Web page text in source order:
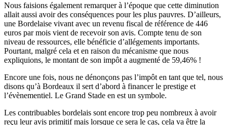
Nous faisions également remarquer à l’époque que cette diminution
allait aussi avoir des conséquences pour les plus pauvres. D’ailleurs,
une Bordelaise vivant avec un revenu fiscal de référence de 446
euros par mois vient de recevoir son avis. Compte tenu de son
niveau de ressources, elle bénéficie d’allégements importants.
Pourtant, malgré cela et en raison du mécanisme que nous
expliquions, le montant de son impôt a augmenté de 59,46% !
Encore une fois, nous ne dénonçons pas l’impôt en tant que tel, nous
disons qu’à Bordeaux il sert d’abord à financer le prestige et
l’évènementiel. Le Grand Stade en est un symbole.
Les contribuables bordelais sont encore trop peu nombreux à avoir
reçu leur avis primitif mais lorsque ce sera le cas, cela va être la